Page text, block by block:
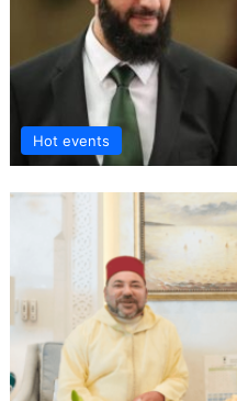
Hot events